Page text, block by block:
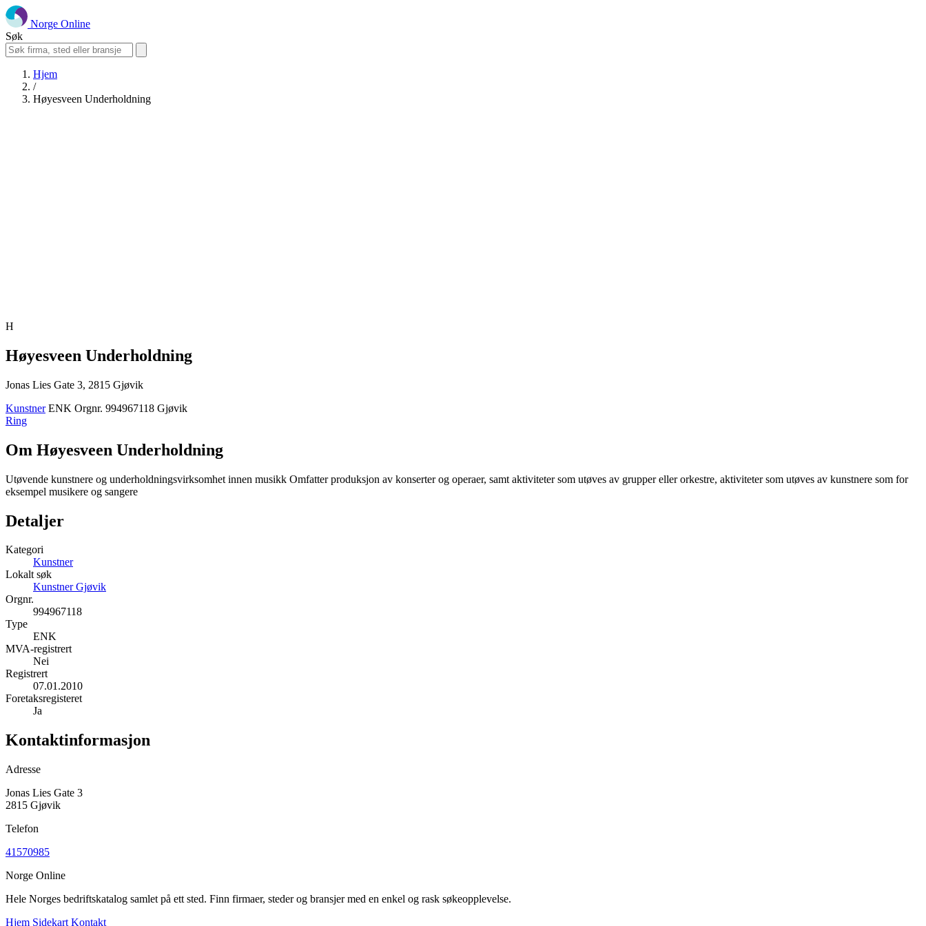
Norge Online
Søk
Hjem
/
Høyesveen Underholdning
H
Høyesveen Underholdning
Jonas Lies Gate 3, 2815 Gjøvik
Kunstner ENK Orgnr. 994967118 Gjøvik
Ring
Om Høyesveen Underholdning
Utøvende kunstnere og underholdningsvirksomhet innen musikk Omfatter produksjon av konserter og operaer, samt aktiviteter som utøves av grupper eller orkestre, aktiviteter som utøves av kunstnere som for
eksempel musikere og sangere
Detaljer
Kategori
Kunstner
Lokalt søk
Kunstner Gjøvik
Orgnr.
994967118
Type
ENK
MVA-registrert
Nei
Registrert
07.01.2010
Foretaksregisteret
Ja
Kontaktinformasjon
Adresse
Jonas Lies Gate 3
2815 Gjøvik
Telefon
41570985
Norge Online
Hele Norges bedriftskatalog samlet på ett sted. Finn firmaer, steder og bransjer med en enkel og rask søkeopplevelse.
Hjem Sidekart Kontakt